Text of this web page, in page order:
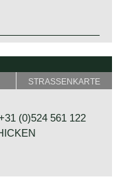
John and G.P. de
Alvis name were
(sports) cars
when it was
where it
workmanship and
own staff, and
STRASSENKARTE
(0)524 561 122